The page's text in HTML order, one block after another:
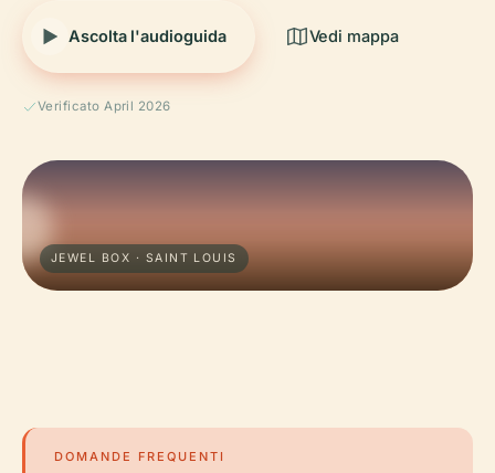
Ascolta l'audioguida Vedi mappa
Verificato April 2026
JEWEL BOX · SAINT LOUIS
DOMANDE FREQUENTI